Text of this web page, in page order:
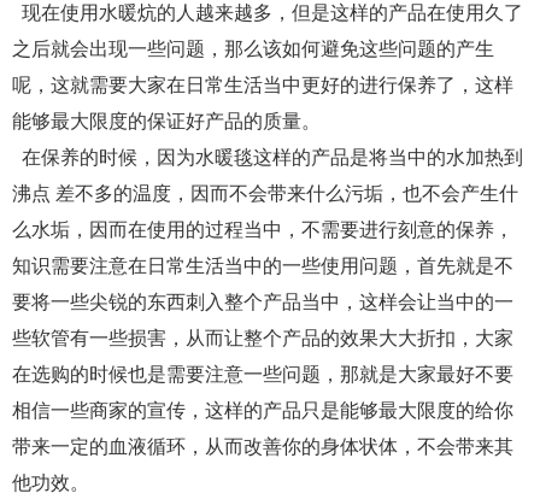
现在使用水暖炕的人越来越多，但是这样的产品在使用久了
之后就会出现一些问题，那么该如何避免这些问题的产生
呢，这就需要大家在日常生活当中更好的进行保养了，这样
能够最大限度的保证好产品的质量。
在保养的时候，因为水暖毯这样的产品是将当中的水加热到
沸点 差不多的温度，因而不会带来什么污垢，也不会产生什
么水垢，因而在使用的过程当中，不需要进行刻意的保养，
知识需要注意在日常生活当中的一些使用问题，首先就是不
要将一些尖锐的东西刺入整个产品当中，这样会让当中的一
些软管有一些损害，从而让整个产品的效果大大折扣，大家
在选购的时候也是需要注意一些问题，那就是大家最好不要
相信一些商家的宣传，这样的产品只是能够最大限度的给你
带来一定的血液循环，从而改善你的身体状体，不会带来其
他功效。